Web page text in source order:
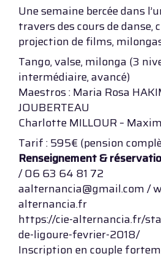
Une semaine bercée dans
travers des cours de danse,
projection de films,
Tango, valse, milonga (3
intermédiaire, avancé)
Maestros : Maria Rosa
JOUBERTEAU
Charlotte MILLOUR –
Tarif : 595€ (pension
Renseignement &
/ 06 63 64 81 72
aalternancia@gmail.com /
alternancia.fr
https://cie-alternancia.fr/
de-ligoure-fevrier-2018/
Inscription en couple